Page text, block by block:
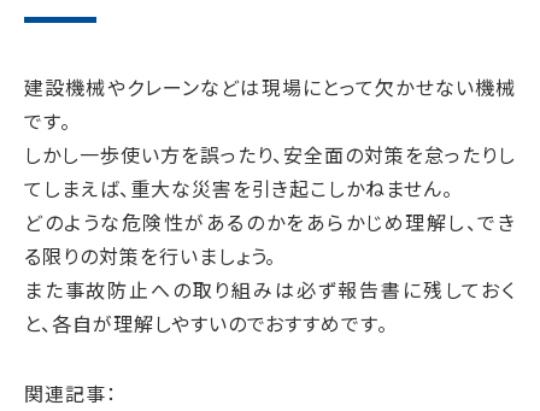
建設機械やクレーンなどは現場にとって欠かせない機械
です。
しかし一歩使い方を誤ったり、安全面の対策を怠ったりし
てしまえば、重大な災害を引き起こしかねません。
どのような危険性があるのかをあらかじめ理解し、でき
る限りの対策を行いましょう。
また事故防止への取り組みは必ず報告書に残しておく
と、各自が理解しやすいのでおすすめです。
関連記事：